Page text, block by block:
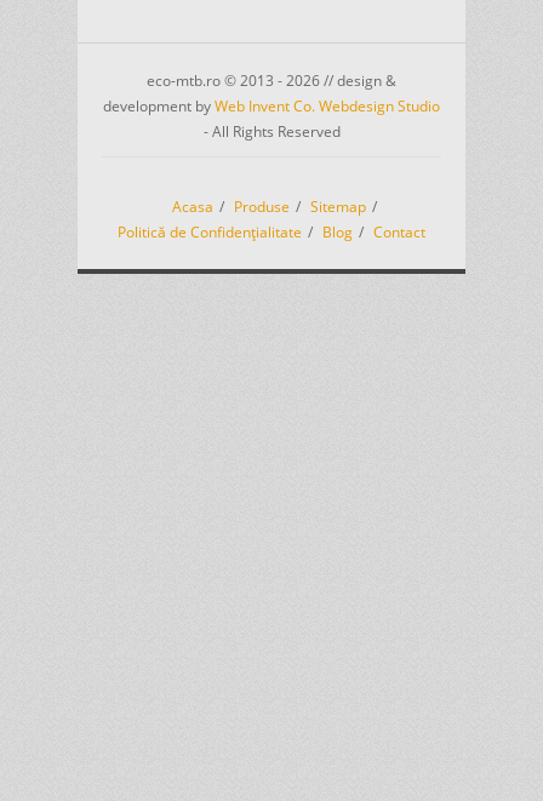
eco-mtb.ro © 2013 - 2026 // design &
development byWeb Invent Co. Webdesign Studio
- All Rights Reserved
Acasa Produse
Sitemap
Politică de Confidențialitate
Blog Contact